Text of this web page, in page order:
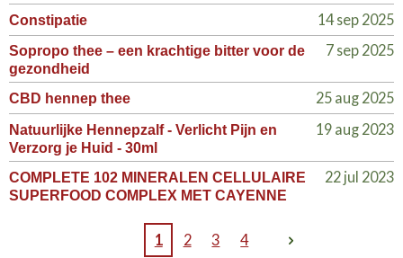
Constipatie 14 sep 2025
Sopropo thee – een krachtige bitter voor de
gezondheid
7 sep 2025
CBD hennep thee 25 aug 2025
Natuurlijke Hennepzalf - Verlicht Pijn en
Verzorg je Huid - 30ml
19 aug 2023
COMPLETE 102 MINERALEN CELLULAIRE
SUPERFOOD COMPLEX MET CAYENNE
22 jul 2023
1 2 3 4